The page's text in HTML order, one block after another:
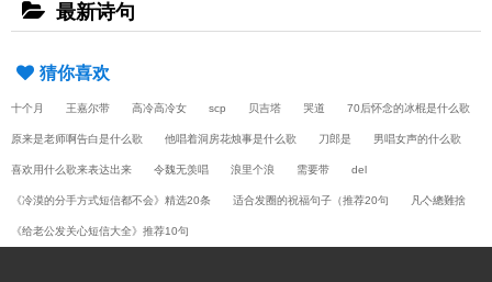
最新诗句
猜你喜欢
十个月 王嘉尔带 高冷高冷女 scp 贝吉塔 哭道 70后怀念的冰棍是什么歌
原来是老师啊告白是什么歌 他唱着洞房花烛事是什么歌 刀郎是 男唱女声的什么歌
喜欢用什么歌来表达出来 令魏无羡唱 浪里个浪 需要带 del
《冷漠的分手方式短信都不会》精选20条 适合发圈的祝福句子（推荐20句 凡亽總難捨
《给老公发关心短信大全》推荐10句